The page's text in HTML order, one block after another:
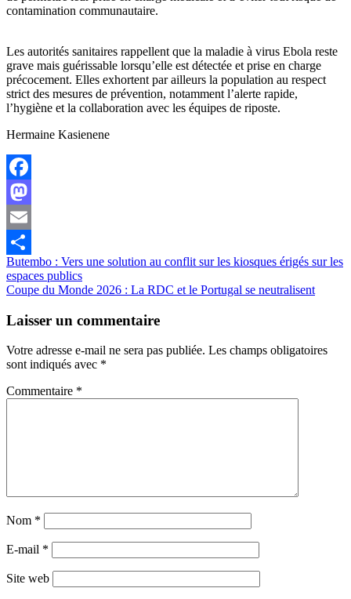
contamination communautaire.
Les autorités sanitaires rappellent que la maladie à virus Ebola reste
grave mais guérissable lorsqu’elle est détectée et prise en charge
précocement. Elles exhortent par ailleurs la population au respect
strict des mesures de prévention, notamment l’alerte rapide,
l’hygiène et la collaboration avec les équipes de riposte.
Hermaine Kasienene
Facebook
Mastodon
Email
Partager
Navigation
de
Butembo : Vers une solution au conflit sur les kiosques érigés sur les
espaces publics
Coupe du Monde 2026 : La RDC et le Portugal se neutralisent
Laisser un commentaire
Votre adresse e-mail ne sera pas publiée. Les champs obligatoires
sont indiqués avec *
Commentaire *
Nom *
E-mail *
Site web